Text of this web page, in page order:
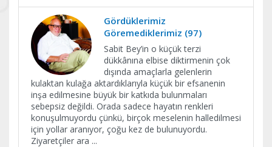
Gördüklerimiz
Göremediklerimiz (97)
Sabit Bey’in o küçük terzi
dükkânına elbise diktirmenin çok
dışında amaçlarla gelenlerin
kulaktan kulağa aktardıklarıyla küçük bir efsanenin
inşa edilmesine büyük bir katkıda bulunmaları
sebepsiz değildi. Orada sadece hayatın renkleri
konuşulmuyordu çünkü, birçok meselenin halledilmesi
için yollar aranıyor, çoğu kez de bulunuyordu.
Ziyaretçiler ara ...